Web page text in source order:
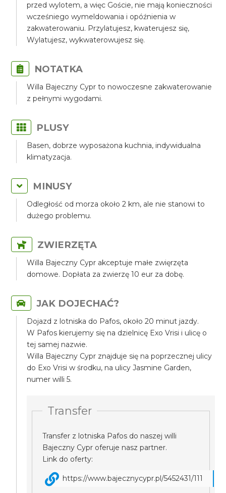
przed wylotem, a więc Goście, nie mają konieczności
wcześniego wymeldowania i opóźnienia w
zakwaterowaniu. Przylatujesz, kwaterujesz się,
Wylatujesz, wykwaterowujesz się.
NOTATKA
Willa Bajeczny Cypr to nowoczesne zakwaterowanie
z pełnymi wygodami.
PLUSY
Basen, dobrze wyposażona kuchnia, indywidualna
klimatyzacja.
MINUSY
Odległość od morza około 2 km, ale nie stanowi to
dużego problemu.
ZWIERZĘTA
Willa Bajeczny Cypr akceptuje małe zwięrzęta
domowe. Dopłata za zwierzę 10 eur za dobę.
JAK DOJECHAĆ?
Dojazd z lotniska do Pafos, około 20 minut jazdy.
W Pafos kierujemy się na dzielnicę Exo Vrisi i ulicę o
tej samej nazwie.
Willa Bajeczny Cypr znajduje się na poprzecznej ulicy
do Exo Vrisi w środku, na ulicy Jasmine Garden,
numer willi 5.
Transfer
Transfer z lotniska Pafos do naszej willi
Bajeczny Cypr oferuje nasz partner.
Link do oferty:
https://www.bajecznycypr.pl/5452431/111